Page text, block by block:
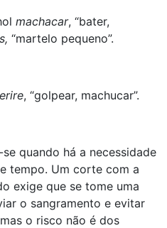
machacar, “bater,
“martelo pequeno”.
, “golpear, machucar”.
quando há a necessidade
tempo. Um corte com a
exige que se tome uma
o sangramento e evitar
o risco não é dos